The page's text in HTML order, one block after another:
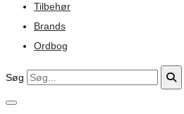
Tilbehør
Brands
Ordbog
Søg